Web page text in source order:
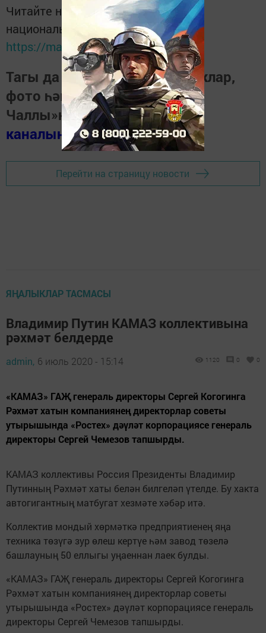
Читайте новости Татарстана в
национальном мессенджере MАХ:
https://max.ru/tatmedia
Тагы да кызыклырак яңалыклар,
фото һәм видеолар «Шәһри
Чаллы»ныңMAX
каналында(язылыгыз).
Перейти на страницу новости
ЯҢАЛЫКЛАР ТАСМАСЫ
Владимир Путин КАМАЗ коллективына
рәхмәт белдерде
admin, 6 июль 2020 - 15:14 1120 0 0
«КАМАЗ» ГАҖ генераль директоры Сергей Когогинга
Рәхмәт хатын компаниянең директорлар советы
утырышында «Ростех» дәүләт корпорациясе генераль
директоры Сергей Чемезов тапшырды.
КАМАЗ коллективы Россия Президенты Владимир
Путинның Рәхмәт хаты белән билгеләп үтелде. Бу хакта
автогигантның матбугат хезмәте хәбәр итә.
Коллектив мондый хөрмәткә предприятиенең яңа
техника төзүгә зур өлеш кертүе һәм завод төзелә
башлауның 50 еллыгы уңаеннан лаек булды.
«КАМАЗ» ГАҖ генераль директоры Сергей Когогинга
Рәхмәт хатын компаниянең директорлар советы
утырышында «Ростех» дәүләт корпорациясе генераль
директоры Сергей Чемезов тапшырды.